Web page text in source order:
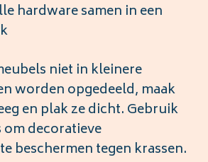
hardware samen in een
niet in kleinere
worden opgedeeld, maak
en plak ze dicht. Gebruik
decoratieve
beschermen tegen krassen.